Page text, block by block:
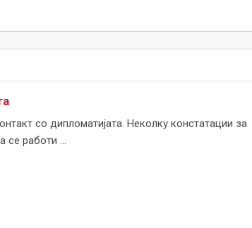
со дипломатијата. Неколку констатации за
се работи ...